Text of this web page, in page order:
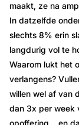
maakt, ze na
In datzelfde
slechts 8% erin
langdurig vol te
Waarom lukt het
verlangens?
willen wel af van
dan 3x per week